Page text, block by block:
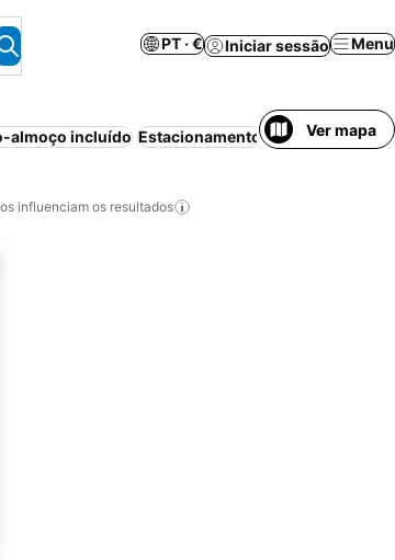
PT · € Iniciar sessão Menu
almoço incluído Estacionamento Ver mapa
influenciam os resultados
aos favoritos